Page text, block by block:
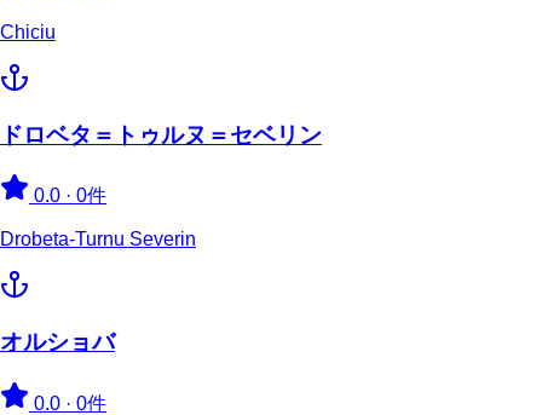
Chiciu
ドロベタ＝トゥルヌ＝セベリン
0.0 · 0件
Drobeta-Turnu Severin
オルショバ
0.0 · 0件